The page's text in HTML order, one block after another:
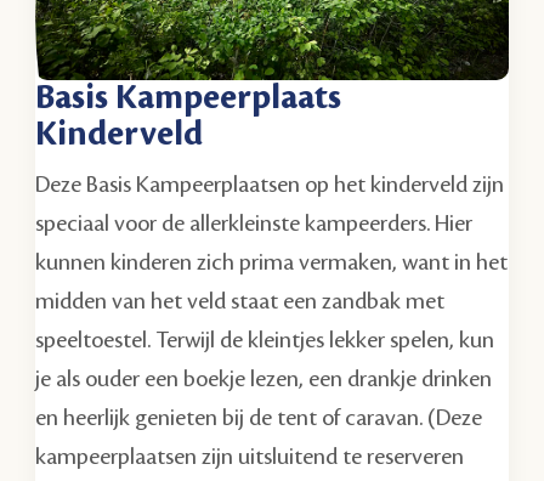
Basis Kampeerplaats
Kinderveld
Deze Basis Kampeerplaatsen op het kinderveld zijn
speciaal voor de allerkleinste kampeerders. Hier
kunnen kinderen zich prima vermaken, want in het
midden van het veld staat een zandbak met
speeltoestel. Terwijl de kleintjes lekker spelen, kun
je als ouder een boekje lezen, een drankje drinken
en heerlijk genieten bij de tent of caravan. (Deze
kampeerplaatsen zijn uitsluitend te reserveren